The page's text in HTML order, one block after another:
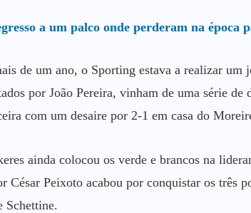
a um palco onde perderam na época
de um ano, o Sporting estava a realizar um
por João Pereira, vinham de uma série de
com um desaire por 2-1 em casa do
ainda colocou os verde e brancos na
César Peixoto acabou por conquistar os três
Schettine.